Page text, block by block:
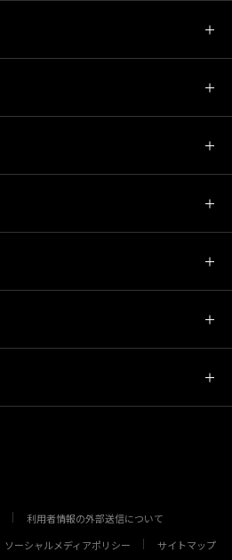
利用者情報の外部送信について
ソーシャルメディアポリシー サイトマップ